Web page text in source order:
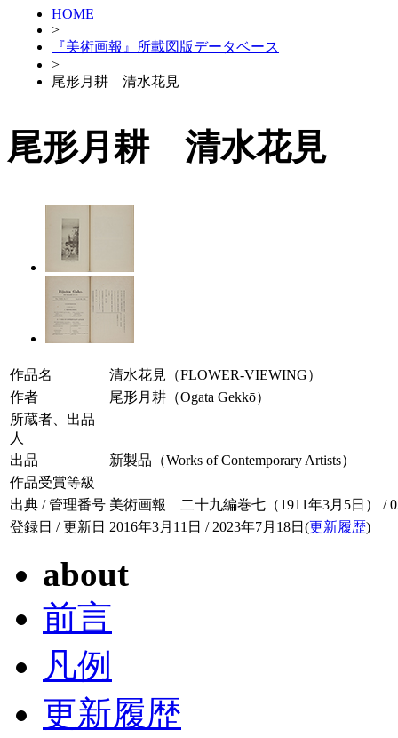
HOME
>
『美術画報』所載図版データベース
>
尾形月耕 清水花見
尾形月耕 清水花見
作品名
清水花見（FLOWER-VIEWING）
作者
尾形月耕（Ogata Gekkō）
所蔵者、出品
人
出品
新製品（Works of Contemporary Artists）
作品受賞等級
出典 / 管理番号 美術画報 二十九編巻七（1911年3月5日） /
登録日 / 更新日 2016年3月11日 / 2023年7月18日(更新履歴)
about
前言
凡例
更新履歴